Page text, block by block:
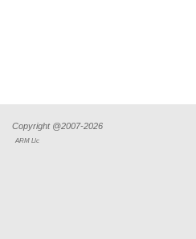
Copyright @2007-2026
ARM Llc